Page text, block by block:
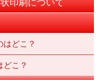
印刷について
どこ？
こ？